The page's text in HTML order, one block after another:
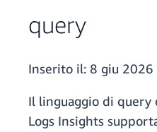
query
Inserito il: 8 giu 2026
Il linguaggio di query
Logs Insights